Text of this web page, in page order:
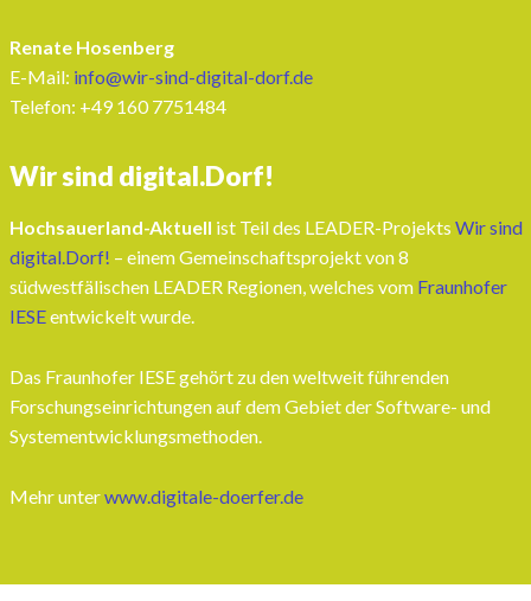
Renate Hosenberg
E-Mail: info@wir-sind-digital-dorf.de
Telefon: ‭+49 160 7751484‬
Wir sind digital.Dorf!
Hochsauerland-Aktuell ist Teil des LEADER-Projekts Wir sind
digital.Dorf! – einem Gemeinschaftsprojekt von 8
südwestfälischen LEADER Regionen, welches vom Fraunhofer
IESEentwickelt wurde.
Das Fraunhofer IESE gehört zu den weltweit führenden
Forschungseinrichtungen auf dem Gebiet der Software- und
Systementwicklungsmethoden.
Mehr unterwww.digitale-doerfer.de